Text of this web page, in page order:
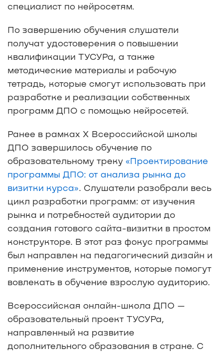
специалист по нейросетям.
По завершению обучения слушатели
получат удостоверения о повышении
квалификации ТУСУРа, а также
методические материалы и рабочую
тетрадь, которые смогут использовать при
разработке и реализации собственных
программ ДПО с помощью нейросетей.
Ранее в рамках X Всероссийской школы
ДПО завершилось обучение по
образовательному треку «Проектирование
программы ДПО: от анализа рынка до
визитки курса». Слушатели разобрали весь
цикл разработки программ: от изучения
рынка и потребностей аудитории до
создания готового сайта-визитки в простом
конструкторе. В этот раз фокус программы
был направлен на педагогический дизайн и
применение инструментов, которые помогут
вовлекать в обучение взрослую аудиторию.
Всероссийская онлайн-школа ДПО —
образовательный проект ТУСУРа,
направленный на развитие
дополнительного образования в стране. С